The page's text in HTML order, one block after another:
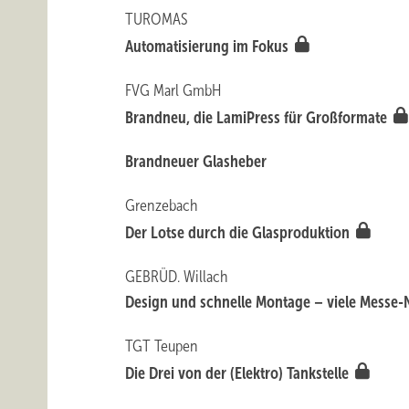
TURO MAS
A utomati sierung im Fokus
FVG Marl GmbH
Brandneu, die LamiPress für Großformate
Brandneuer Glasheber
Grenzebach
Der Lotse durch die Glasproduktion
GEBRÜD. Willach
Design und schnelle Montage – viele Messe-
TGT Teupen
Die Drei von der (Elektro) Tankstelle